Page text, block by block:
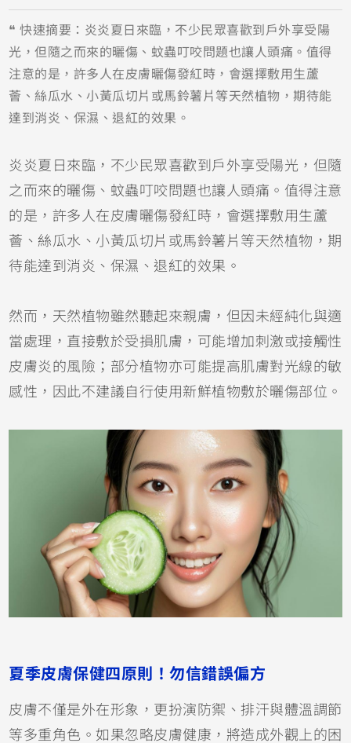
❝ 快速摘要：炎炎夏日來臨，不少民眾喜歡到戶外享受陽
光，但隨之而來的曬傷、蚊蟲叮咬問題也讓人頭痛。值得
注意的是，許多人在皮膚曬傷發紅時，會選擇敷用生蘆
薈、絲瓜水、小黃瓜切片或馬鈴薯片等天然植物，期待能
達到消炎、保濕、退紅的效果。
炎炎夏日來臨，不少民眾喜歡到戶外享受陽光，但隨
之而來的曬傷、蚊蟲叮咬問題也讓人頭痛。值得注意
的是，許多人在皮膚曬傷發紅時，會選擇敷用生蘆
薈、絲瓜水、小黃瓜切片或馬鈴薯片等天然植物，期
待能達到消炎、保濕、退紅的效果。
然而，天然植物雖然聽起來親膚，但因未經純化與適
當處理，直接敷於受損肌膚，可能增加刺激或接觸性
皮膚炎的風險；部分植物亦可能提高肌膚對光線的敏
感性，因此不建議自行使用新鮮植物敷於曬傷部位。
夏季皮膚保健四原則！勿信錯誤偏方
皮膚不僅是外在形象，更扮演防禦、排汗與體溫調節
等多重角色。如果忽略皮膚健康，將造成外觀上的困